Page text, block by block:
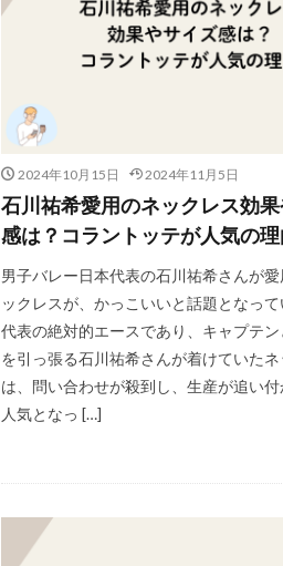
2024年10月15日 2024年11月5日
石川祐希愛用のネックレス効
感は？コラントッテが人気の理
男子バレー日本代表の石川祐希さんが
ックレスが、かっこいいと話題となっ
代表の絶対的エースであり、キャプテン
を引っ張る石川祐希さんが着けていたネ
は、問い合わせが殺到し、生産が追い
人気となっ […]